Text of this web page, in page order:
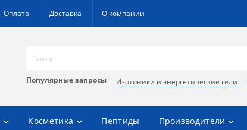
Оплата Доставка О компании
Популярные запросы Изотоники и энергетические гели
Косметика Пептиды Производители